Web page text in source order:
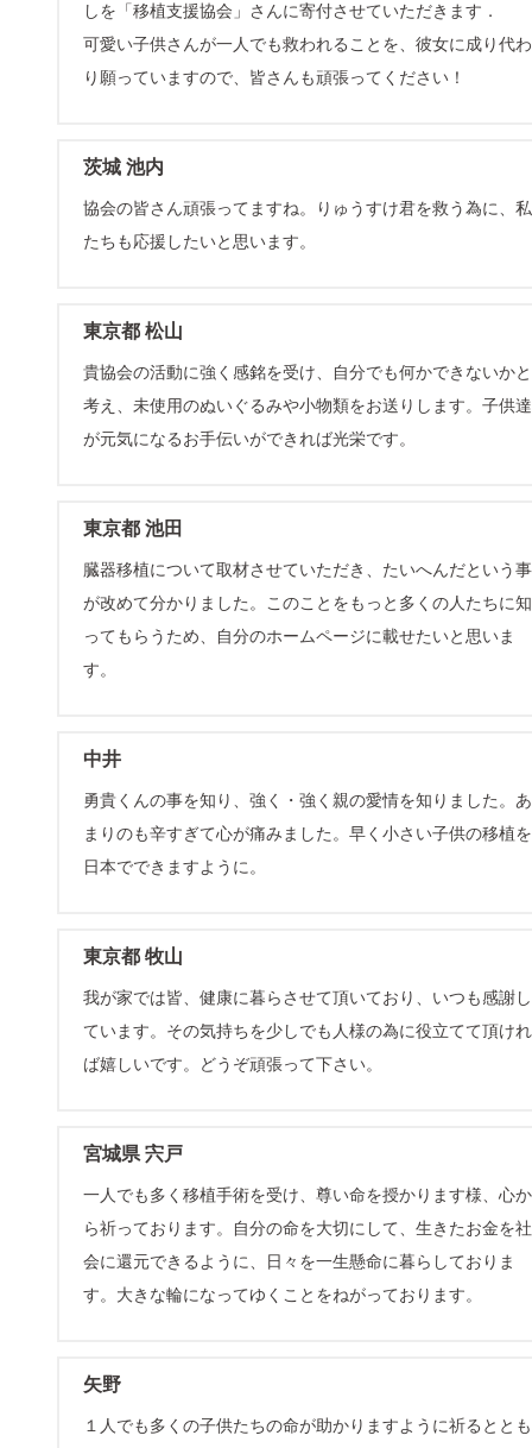
しを「移植支援協会」さんに寄付させていただきます．
可愛い子供さんが一人でも救われることを、彼女に成り代わ
り願っていますので、皆さんも頑張ってください！
茨城 池内
協会の皆さん頑張ってますね。りゅうすけ君を救う為に、私
たちも応援したいと思います。
東京都 松山
貴協会の活動に強く感銘を受け、自分でも何かできないかと
考え、未使用のぬいぐるみや小物類をお送りします。子供達
が元気になるお手伝いができれば光栄です。
東京都 池田
臓器移植について取材させていただき、たいへんだという事
が改めて分かりました。このことをもっと多くの人たちに知
ってもらうため、自分のホームページに載せたいと思いま
す。
中井
勇貴くんの事を知り、強く・強く親の愛情を知りました。あ
まりのも辛すぎて心が痛みました。早く小さい子供の移植を
日本でできますように。
東京都 牧山
我が家では皆、健康に暮らさせて頂いており、いつも感謝し
ています。その気持ちを少しでも人様の為に役立てて頂けれ
ば嬉しいです。どうぞ頑張って下さい。
宮城県 宍戸
一人でも多く移植手術を受け、尊い命を授かります様、心か
ら祈っております。自分の命を大切にして、生きたお金を社
会に還元できるように、日々を一生懸命に暮らしておりま
す。大きな輪になってゆくことをねがっております。
矢野
１人でも多くの子供たちの命が助かりますように祈るととも